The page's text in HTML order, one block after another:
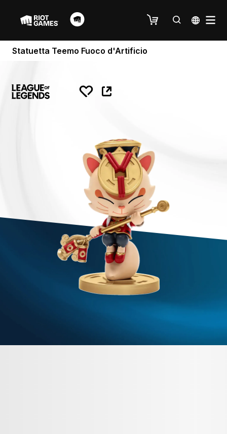
Statuetta Teemo Fuoco d'Artificio